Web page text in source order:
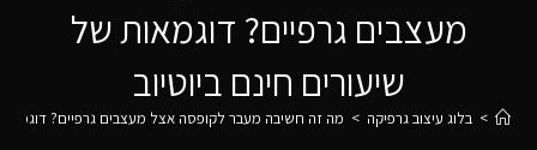
מעצבים גרפיים? דוגמאות של
שיעורים חינם ביוטיוב
> בלוג עיצוב גרפיקה > מה זה חשיבה מעבר לקופסה אצל מעצבים גרפיים? דוגמאות